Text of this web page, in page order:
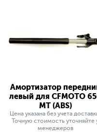
Амортизатор
левый для CFMOTO
MT (ABS)
Цена указана без учета
Точную стоимость уточняйте
менеджеров